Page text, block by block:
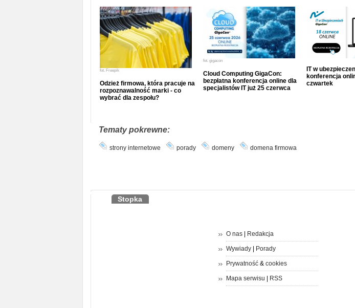
fot. Freepik
Odzież firmowa, która pracuje na
rozpoznawalność marki - co
wybrać dla zespołu?
fot. gigacon
Cloud Computing GigaCon:
bezpłatna konferencja online dla
specjalistów IT już 25 czerwca
IT w
konferencja
czwartek
Tematy pokrewne:
strony internetowe porady domeny domena firmowa
Stopka
O nas| Redakcja
Wywiady| Porady
Prywatność& cookies
Mapa serwisu RSS